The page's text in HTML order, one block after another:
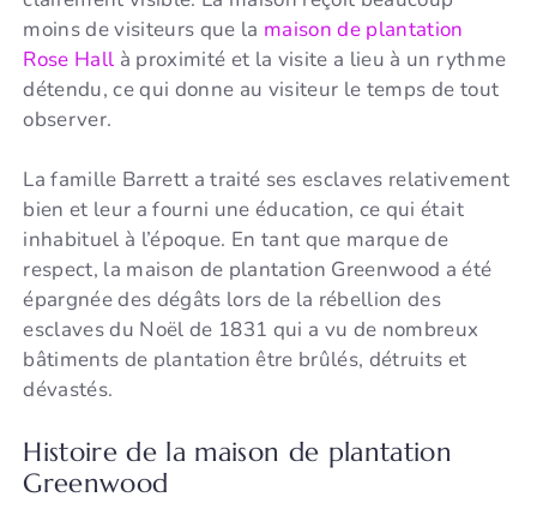
moins de visiteurs que la maison de plantation
Rose Hall à proximité et la visite a lieu à un rythme
détendu, ce qui donne au visiteur le temps de tout
observer.
La famille Barrett a traité ses esclaves relativement
bien et leur a fourni une éducation, ce qui était
inhabituel à l’époque. En tant que marque de
respect, la maison de plantation Greenwood a été
épargnée des dégâts lors de la rébellion des
esclaves du Noël de 1831 qui a vu de nombreux
bâtiments de plantation être brûlés, détruits et
dévastés.
Histoire de la maison de plantation
Greenwood